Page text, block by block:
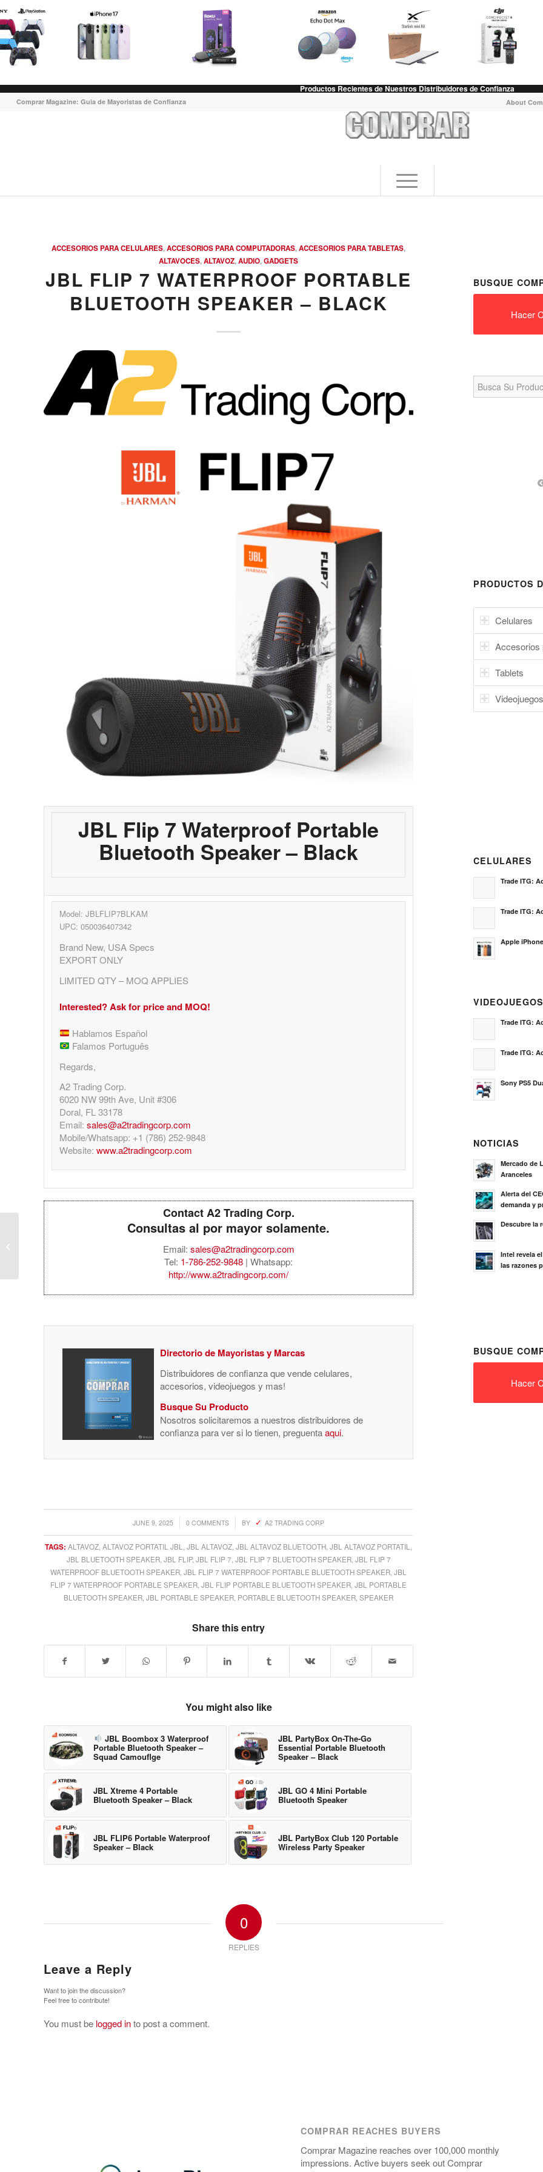
Productos Recientes de Nuestros Distribuidores de Confianza
About
Comprar Magazine: Guia de Mayoristas de Confianza
ACCESORIOS PARA CELULARES,ACCESORIOS PARA COMPUTADORAS,ACCESORIOS PARA TABLETAS,
ALTAVOCES,ALTAVOZ,AUDIO,GADGETS
JBL FLIP 7 WATERPROOF PORTABLE
BLUETOOTH SPEAKER – BLACK
JBL Flip 7 Waterproof Portable
Bluetooth Speaker – Black
Model: JBLFLIP7BLKAM
UPC: 050036407342
Brand New, USA Specs
EXPORT ONLY
LIMITED QTY – MOQ APPLIES
Interested? Ask for price and MOQ!
Hablamos Español
Falamos Português
Regards,
A2 Trading Corp.
6020 NW 99th Ave, Unit #306
Doral, FL 33178
Email: sales@a2tradingcorp.com
Mobile/Whatsapp: +1 (786) 252-9848
Website: www.a2tradingcorp.com
Contact A2 Trading Corp.
Consultas al por mayor solamente.
Email: sales@a2tradingcorp.com
Tel: 1-786-252-9848 | Whatsapp:
http://www.a2tradingcorp.com/
Directorio de Mayoristas y Marcas
Distribuidores de confianza que vende celulares,
accesorios, videojuegos y mas!
Busque Su Producto
Nosotros solicitaremos a nuestros distribuidores de
confianza para ver si lo tienen, preguentaaqui.
JUNE 9, 2025
/ 0 COMMENTS
/ BY A2 TRADING CORP
TAGS: ALTAVOZ ALTAVOZ PORTATIL JBL JBL ALTAVOZ JBL ALTAVOZ BLUETOOTH JBL ALTAVOZ PORTATIL
JBL BLUETOOTH SPEAKER, JBL FLIP, JBL FLIP 7 JBL FLIP 7 BLUETOOTH SPEAKER, JBL FLIP 7
WATERPROOF BLUETOOTH SPEAKER JBL FLIP 7 WATERPROOF PORTABLE BLUETOOTH SPEAKER JBL
FLIP 7 WATERPROOF PORTABLE SPEAKER JBL FLIP PORTABLE BLUETOOTH SPEAKER JBL PORTABLE
BLUETOOTH SPEAKER JBL PORTABLE SPEAKER PORTABLE BLUETOOTH SPEAKER SPEAKER
Share this entry
You might also like
JBL Boombox 3 Waterproof
Portable Bluetooth Speaker –
Squad Camouflge
JBL PartyBox On-The-Go
Essential Portable Bluetooth
Speaker – Black
JBL Xtreme 4 Portable
Bluetooth Speaker – Black
JBL GO 4 Mini Portable
Bluetooth Speaker
JBL FLIP6 Portable Waterproof
Speaker – Black
JBL PartyBox Club 120 Portable
Wireless Party Speaker
0
REPLIES
Leave a Reply
Want to join the discussion?
Feel free to contribute!
You must be logged into post a comment.
BUSQUE
Hacer
Search
for:
PRODUCTOS
Celulares
Accesorios
Tablets
Videojuegos
CELULARES
Trade ITG:
Trade ITG:
Apple
VIDEOJUEGOS
Trade ITG:
Trade ITG:
Sony PS5
NOTICIAS
Mercado de
Aranceles
Alerta del
demanda y
Descubre la
Intel revela
las razones
BUSQUE
Hacer
COMPRAR REACHES BUYERS
Comprar Magazine reaches over 100,000 monthly
impressions. Active buyers seek out Comprar
Sony PS5 Dualsense
Wireless Controller